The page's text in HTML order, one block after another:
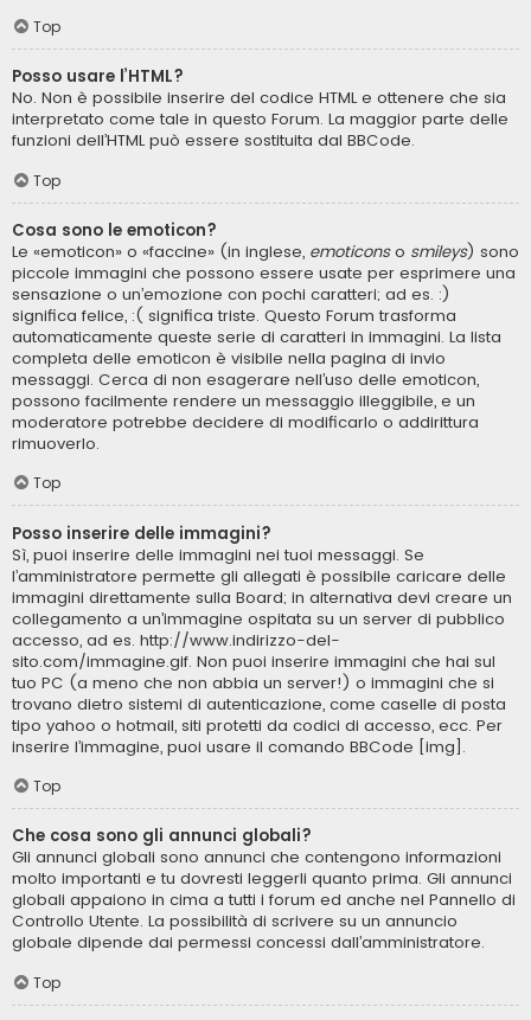
Top
Posso usare l’HTML?
No. Non è possibile inserire del codice HTML e ottenere che sia
interpretato come tale in questo Forum. La maggior parte delle
funzioni dell’HTML può essere sostituita dal BBCode.
Top
Cosa sono le emoticon?
Le «emoticon» o «faccine» (in inglese, emoticonso smileys) sono
piccole immagini che possono essere usate per esprimere una
sensazione o un’emozione con pochi caratteri; ad es. :)
significa felice, :( significa triste. Questo Forum trasforma
automaticamente queste serie di caratteri in immagini. La lista
completa delle emoticon è visibile nella pagina di invio
messaggi. Cerca di non esagerare nell’uso delle emoticon,
possono facilmente rendere un messaggio illeggibile, e un
moderatore potrebbe decidere di modificarlo o addirittura
rimuoverlo.
Top
Posso inserire delle immagini?
Sì, puoi inserire delle immagini nei tuoi messaggi. Se
l’amministratore permette gli allegati è possibile caricare delle
immagini direttamente sulla Board; in alternativa devi creare un
collegamento a un’immagine ospitata su un server di pubblico
accesso, ad es. http://www.indirizzo-del-
sito.com/immagine.gif. Non puoi inserire immagini che hai sul
tuo PC (a meno che non abbia un server!) o immagini che si
trovano dietro sistemi di autenticazione, come caselle di posta
tipo yahoo o hotmail, siti protetti da codici di accesso, ecc. Per
inserire l’immagine, puoi usare il comando BBCode [img].
Top
Che cosa sono gli annunci globali?
Gli annunci globali sono annunci che contengono informazioni
molto importanti e tu dovresti leggerli quanto prima. Gli annunci
globali appaiono in cima a tutti i forum ed anche nel Pannello di
Controllo Utente. La possibilità di scrivere su un annuncio
globale dipende dai permessi concessi dall’amministratore.
Top